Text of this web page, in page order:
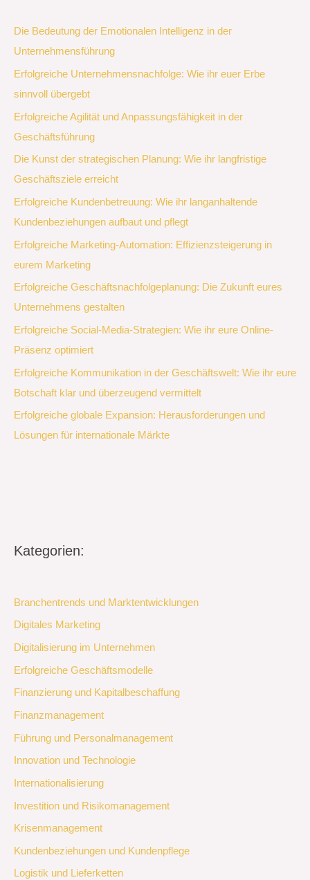
Die Bedeutung der Emotionalen Intelligenz in der
Unternehmensführung
Erfolgreiche Unternehmensnachfolge: Wie ihr euer Erbe
sinnvoll übergebt
Erfolgreiche Agilität und Anpassungsfähigkeit in der
Geschäftsführung
Die Kunst der strategischen Planung: Wie ihr langfristige
Geschäftsziele erreicht
Erfolgreiche Kundenbetreuung: Wie ihr langanhaltende
Kundenbeziehungen aufbaut und pflegt
Erfolgreiche Marketing-Automation: Effizienzsteigerung in
eurem Marketing
Erfolgreiche Geschäftsnachfolgeplanung: Die Zukunft eures
Unternehmens gestalten
Erfolgreiche Social-Media-Strategien: Wie ihr eure Online-
Präsenz optimiert
Erfolgreiche Kommunikation in der Geschäftswelt: Wie ihr eure
Botschaft klar und überzeugend vermittelt
Erfolgreiche globale Expansion: Herausforderungen und
Lösungen für internationale Märkte
Kategorien:
Branchentrends und Marktentwicklungen
Digitales Marketing
Digitalisierung im Unternehmen
Erfolgreiche Geschäftsmodelle
Finanzierung und Kapitalbeschaffung
Finanzmanagement
Führung und Personalmanagement
Innovation und Technologie
Internationalisierung
Investition und Risikomanagement
Krisenmanagement
Kundenbeziehungen und Kundenpflege
Logistik und Lieferketten